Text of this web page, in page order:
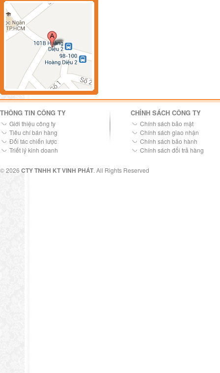
THÔNG TIN CÔNG TY
Giới thiệu công ty
Tiêu chí bán hàng
Đối tác chiến lược
Triết lý kinh doanh
CHÍNH SÁCH CÔNG TY
Chính sách bảo mật
Chính sách giao nhận
Chính sách bảo hành
Chính sách đổi trả hàng
© 2026 CTY TNHH KT VINH PHÁT. All Rights Reserved